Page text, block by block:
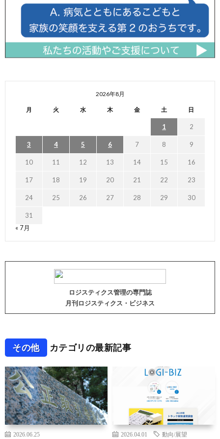
2026年8月
月 火 水 木 金 土 日
1 2
3 4 5 6 7 8 9
10 11 12 13 14 15 16
17 18 19 20 21 22 23
24 25 26 27 28 29 30
31
« 7月
ロジスティクス管理の専門誌
月刊ロジスティクス・ビジネス
その他 カテゴリの最新記事
2026.06.25
2026.04.01 動向/展望